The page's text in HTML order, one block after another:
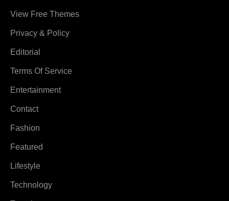
View Free Themes
Privacy & Policy
Editorial
Terms Of Service
Entertainment
Contact
Fashion
Featured
Lifestyle
Technology